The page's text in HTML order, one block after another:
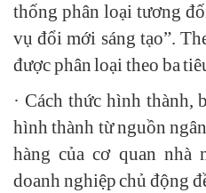
thống phân loại tương
vụ đổi mới sáng tạo”.
được phân loại theo ba
· Cách thức hình thành,
hình thành từ nguồn
hàng của cơ quan nhà
doanh nghiệp chủ động